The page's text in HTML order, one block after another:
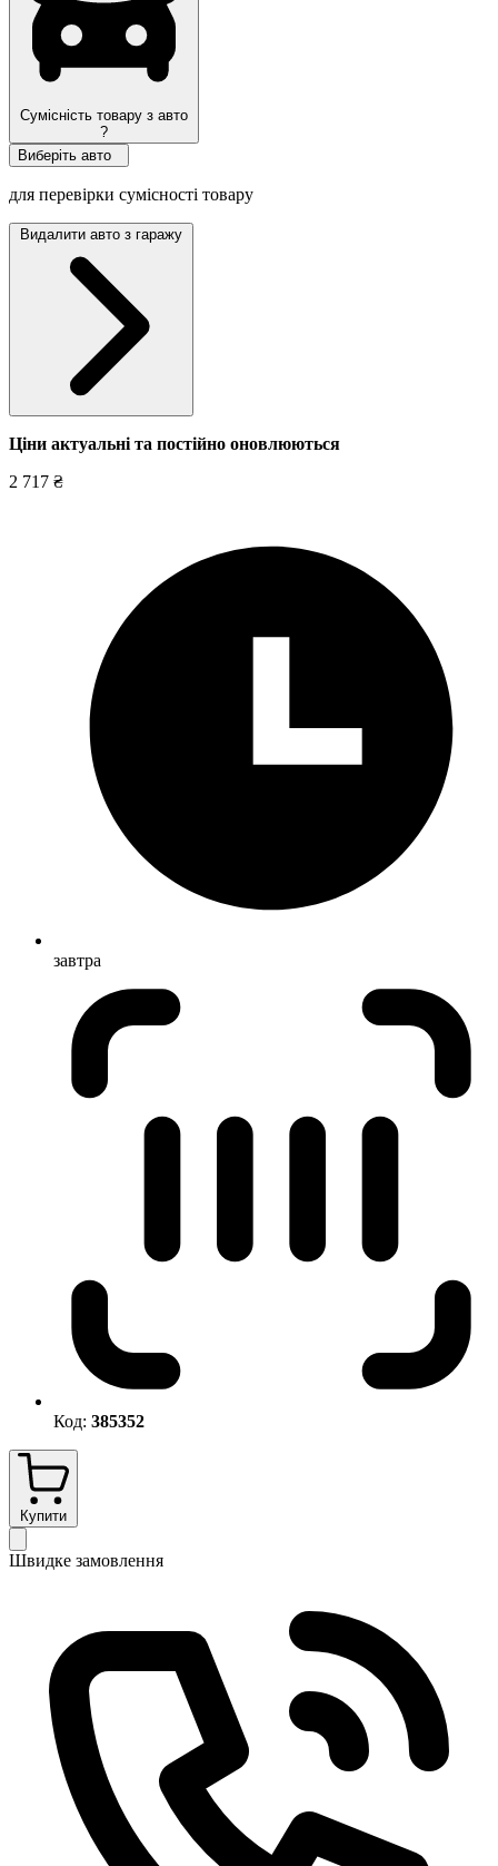
Сумісність товару з авто
?
Виберіть авто
для перевірки сумісності товару
Видалити авто з гаражу
Ціни актуальні та постійно оновлюються
2 717 ₴
завтра
Код: 385352
Купити
Швидке замовлення